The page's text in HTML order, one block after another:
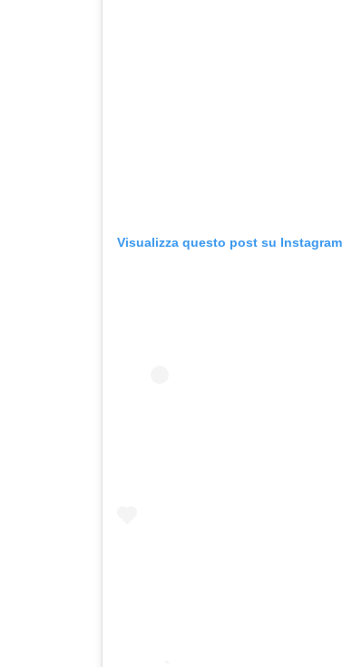
Visualizza questo post su Instagram